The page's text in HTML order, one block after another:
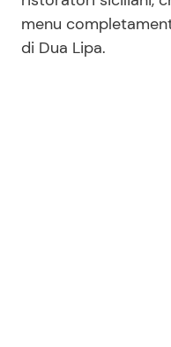
menu
di Dua Lipa.